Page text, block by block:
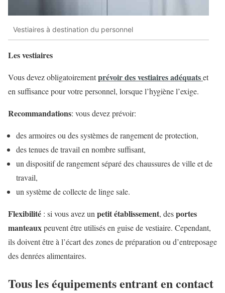
Vestiaires à destination du personnel
Les vestiaires
Vous devez obligatoirementprévoir des vestiaires adéquatset
en suffisance pour votre personnel, lorsque l’hygiène l’exige.
Recommandations: vous devez prévoir:
des armoires ou des systèmes de rangement de protection,
des tenues de travail en nombre suffisant,
un dispositif de rangement séparé des chaussures de ville et de
travail,
un système de collecte de linge sale.
Flexibilité : si vous avez unpetit établissement, desportes
manteauxpeuvent être utilisés en guise de vestiaire. Cependant,
ils doivent être à l’écart des zones de préparation ou d’entreposage
des denrées alimentaires.
Tous les équipements entrant en contact